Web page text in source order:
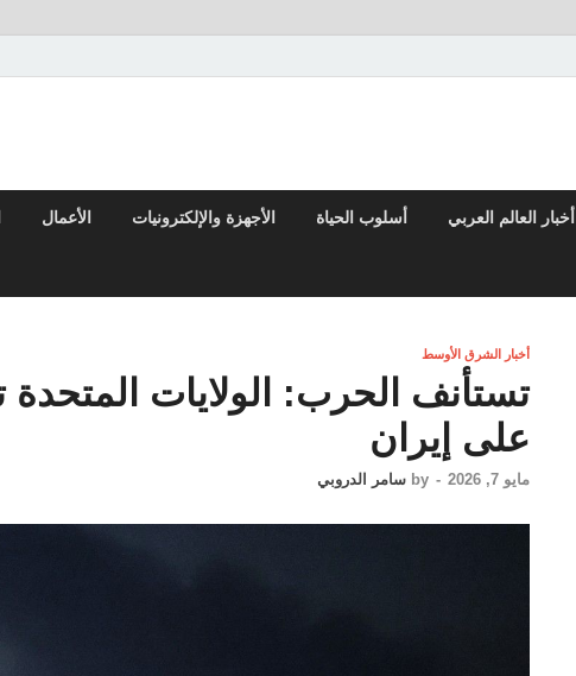
أخبار العالم العربي أسلوب الحياة الأجهزة والإلكترونيات الأعمال
أخبار الشرق الأوسط
تستأنف الحرب: الولايات
على إيران
مايو 7, 2026 -
by سامر الدروبي